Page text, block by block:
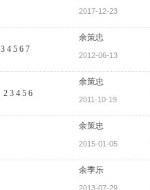
2017-12-23
3 4 5 6 7
余策忠
2012-06-13
2 3 4 5 6
余策忠
2011-10-19
余策忠
2015-01-05
余季乐
2013-07-29